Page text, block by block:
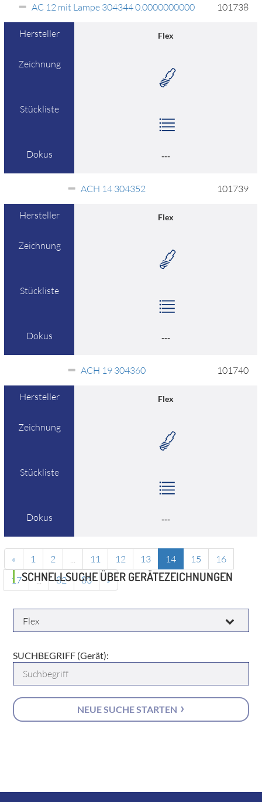
AC 12 mit Lampe 304344 0.0000000000 101738
Hersteller Flex
Zeichnung
Stückliste
Dokus ---
ACH 14 304352 101739
Hersteller Flex
Zeichnung
Stückliste
Dokus ---
ACH 19 304360 101740
Hersteller Flex
Zeichnung
Stückliste
Dokus ---
« 1 2 ... 11 12 13 14 15
16
17
... 82 83 »
SCHNELLSUCHE ÜBER GERÄTEZEICHNUNGEN
HERSTELLER:
SUCHBEGRIFF (Gerät):
NEUE SUCHE STARTEN